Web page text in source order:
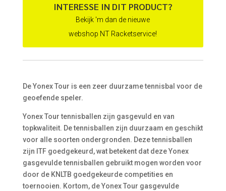
INTERESSE IN DIT PRODUCT?
Bekijk 'm dan de nieuwe
webshop NT Racketservice!
De Yonex Tour is een zeer duurzame tennisbal voor de
geoefende speler.
Yonex Tour tennisballen zijn gasgevuld en van
topkwaliteit. De tennisballen zijn duurzaam en geschikt
voor alle soorten ondergronden. Deze tennisballen
zijn ITF goedgekeurd, wat betekent dat deze Yonex
gasgevulde tennisballen gebruikt mogen worden voor
door de KNLTB goedgekeurde competities en
toernooien. Kortom, de Yonex Tour gasgevulde